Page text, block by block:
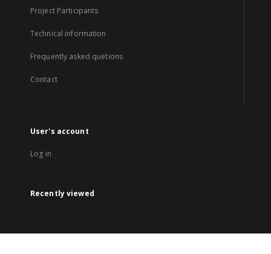
Project Participants
Technical information
Frequently asked quetions
Contact
User's account
Log in
Recently viewed